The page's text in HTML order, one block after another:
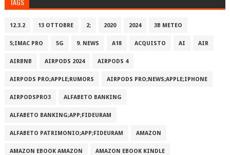
12.3.2 13 OTTOBRE 2; 2020 2024 3B METEO
5;IMAC PRO 5G 9. NEWS A18 ACQUISTO AI AIR
AIRBNB AIRPODS 2024 AIRPODS 4
AIRPODS PRO;APPLE;RUMORS AIRPODS PRO;NEWS;APPLE;IPHONE
AIRPODSPRO3 ALFABETO BANKING
ALFABETO BANKING;APP;FIDEURAM
ALFABETO PATRIMONI‪O‬;APP;FIDEURAM AMAZON
AMAZON EBOOK AMAZON AMAZON EBOOK KINDLE